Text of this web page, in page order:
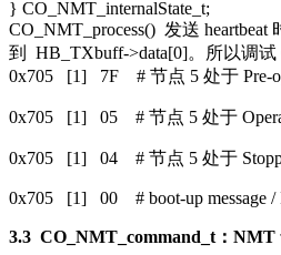
} CO_NMT_internalState_t;
CO_NMT_process() 发送 heartbeat
到 HB_TXbuff->data[0]。所以调试
0x705 [1] 7F # 节点 5 处于 Pre-
0x705 [1] 05 # 节点 5 处于
0x705 [1] 04 # 节点 5 处于
0x705 [1] 00 # boot-up message /
3.3 CO_NMT_command_t ：